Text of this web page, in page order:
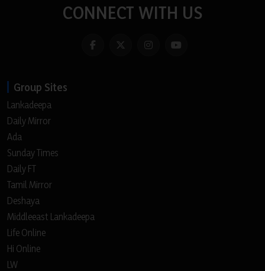
CONNECT WITH US
Group Sites
Lankadeepa
Daily Mirror
Ada
Sunday Times
Daily FT
Tamil Mirror
Deshaya
Middleeast Lankadeepa
Life Online
Hi Online
LW